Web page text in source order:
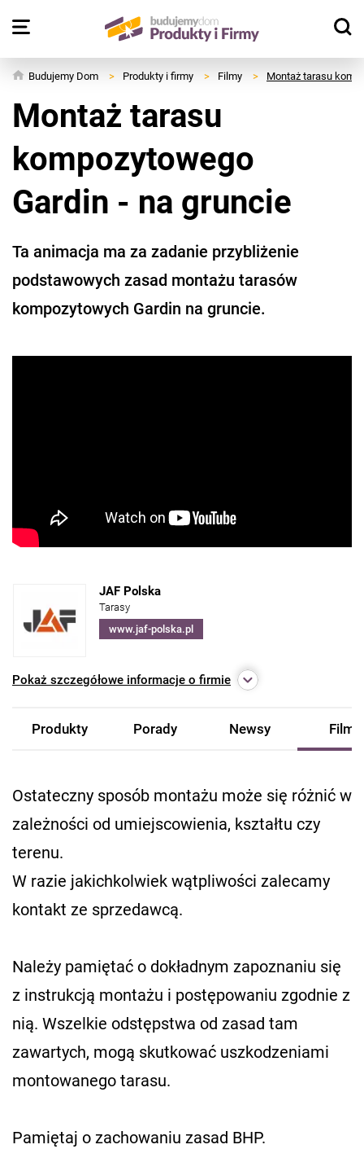
Budujemy Dom > Produkty i firmy > Filmy > Montaż tarasu
Montaż tarasu
kompozytowego
Gardin - na gruncie
Ta animacja ma za zadanie przybliżenie
podstawowych zasad montażu tarasów
kompozytowych Gardin na gruncie.
JAF Polska
Tarasy
www.jaf-polska.pl
Pokaż szczegółowe informacje o firmie
Produkty Porady Newsy Filmy
Ostateczny sposób montażu może się różnić w
zależności od umiejscowienia, kształtu czy
terenu.
W razie jakichkolwiek wątpliwości zalecamy
kontakt ze sprzedawcą.
Należy pamiętać o dokładnym zapoznaniu się
z instrukcją montażu i postępowaniu zgodnie z
nią. Wszelkie odstępstwa od zasad tam
zawartych, mogą skutkować uszkodzeniami
montowanego tarasu.
Pamiętaj o zachowaniu zasad BHP.